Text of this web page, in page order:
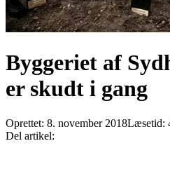
Byggeriet af
er skudt i gang
Oprettet: 8. november 2018Læsetid:
Del artikel: